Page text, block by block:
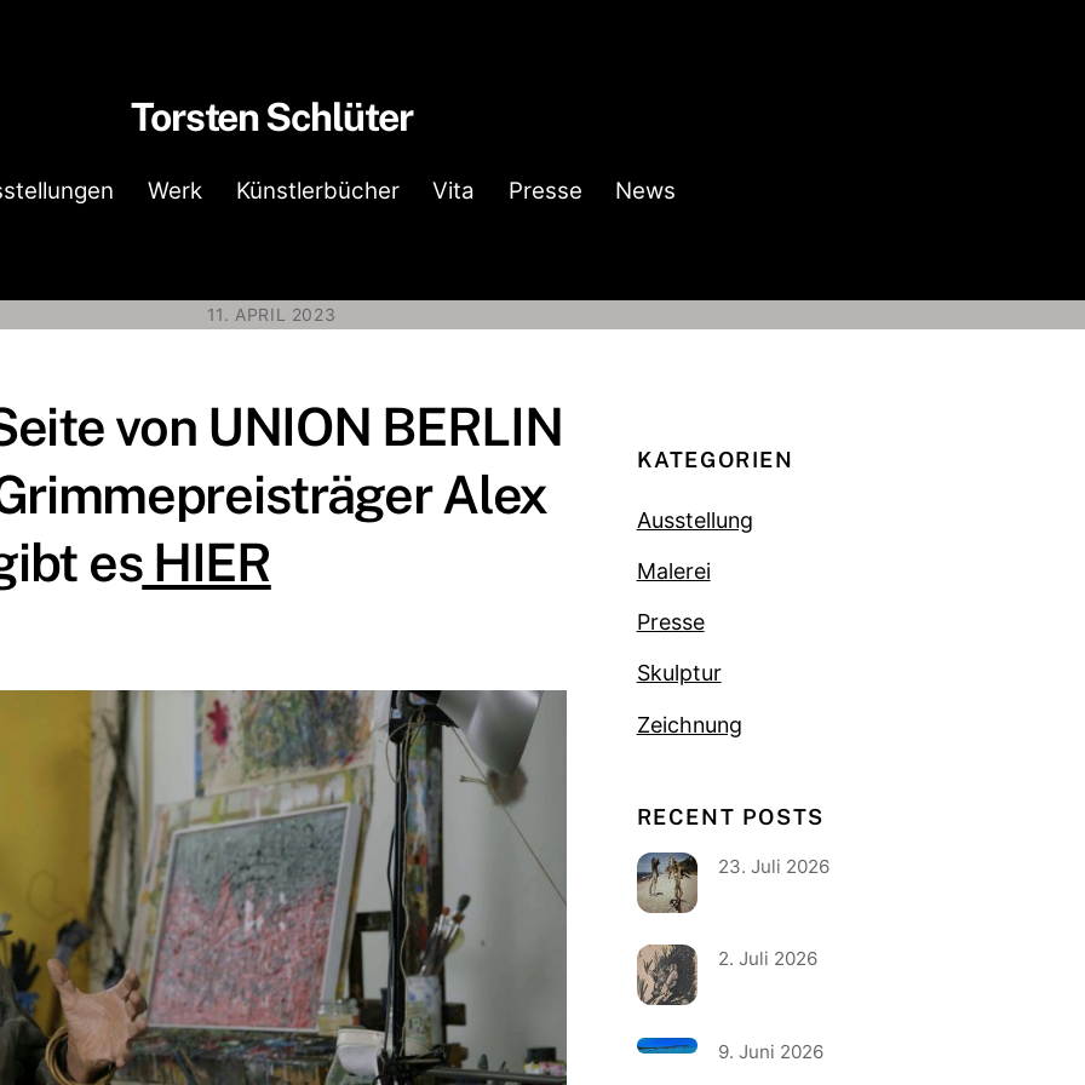
Torsten Schlüter
Werk Künstlerbücher Vita Presse News
11. APRIL 2023
von UNION BERLIN
Alex
esHIER
KATEGORIEN
Ausstellung
Malerei
Presse
Skulptur
Zeichnung
RECENT POSTS
23. Juli 2026
2. Juli 2026
9. Juni 2026